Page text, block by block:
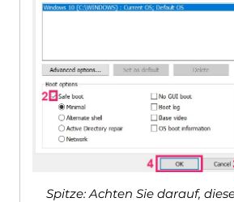
Spitze: Achten Sie darauf,